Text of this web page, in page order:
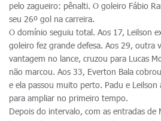
pelo zagueiro: pênalti. O goleiro Fábio
seu 26º gol na carreira.
O domínio seguiu total. Aos 17, Leilson
goleiro fez grande defesa. Aos 29, outra
vantagem no lance, cruzou para Lucas
não marcou. Aos 33, Everton Bala
e ela passou muito perto. Padu e Leilson
para ampliar no primeiro tempo.
Depois do intervalo, com as entradas de